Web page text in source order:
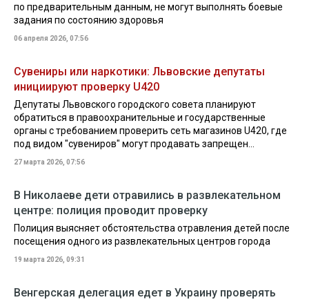
по предварительным данным, не могут выполнять боевые
задания по состоянию здоровья
06 апреля 2026, 07:56
Сувениры или наркотики: Львовские депутаты
инициируют проверку U420
Депутаты Львовского городского совета планируют
обратиться в правоохранительные и государственные
органы с требованием проверить сеть магазинов U420, где
под видом "сувениров" могут продавать запрещен...
27 марта 2026, 07:56
В Николаеве дети отравились в развлекательном
центре: полиция проводит проверку
Полиция выясняет обстоятельства отравления детей после
посещения одного из развлекательных центров города
19 марта 2026, 09:31
Венгерская делегация едет в Украину проверять